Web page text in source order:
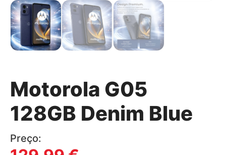
Motorola G05
128GB Denim Blue
Preço: